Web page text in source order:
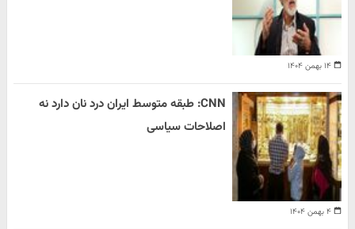
۱۴ بهمن ۱۴۰۴
۴ بهمن ۱۴۰۴
CNN: طبقه متوسط ایران درد نان دارد نه
اصلاحات سیاسی